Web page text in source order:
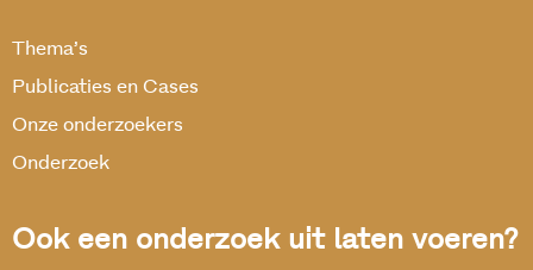
Thema’s
Publicaties en Cases
Onze onderzoekers
Onderzoek
Ook een onderzoek uit laten voeren?